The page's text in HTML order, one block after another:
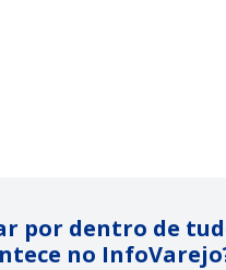
por dentro de
no